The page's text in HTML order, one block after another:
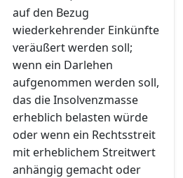
auf den Bezug
wiederkehrender Einkünfte
veräußert werden soll;
wenn ein Darlehen
aufgenommen werden soll,
das die Insolvenzmasse
erheblich belasten würde
oder wenn ein Rechtsstreit
mit erheblichem Streitwert
anhängig gemacht oder